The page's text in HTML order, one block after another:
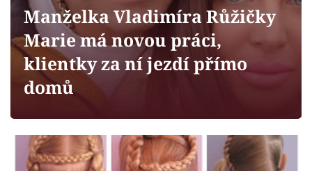
Sledujte prima+
Filmový festival Karlovy Vary
Mámy sobě
Manželka Vladimíra Růžičky
Marie má novou práci,
klientky za ní jezdí přímo
domů